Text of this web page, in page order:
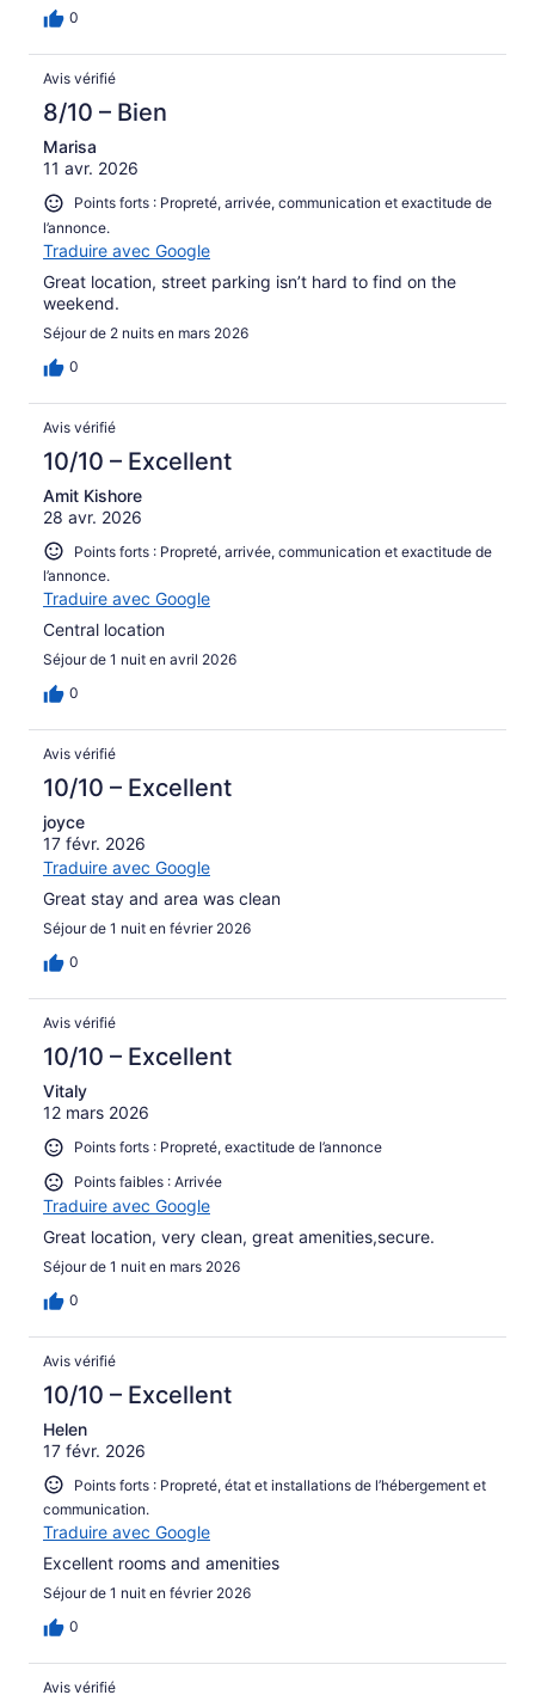
0
Avis vérifié
8/10 – Bien
Marisa
11 avr. 2026
Points forts : Propreté, arrivée, communication et exactitude de
l’annonce.
Traduire avec Google
Great location, street parking isn’t hard to find on the
weekend.
Séjour de 2 nuits en mars 2026
0
Avis vérifié
10/10 – Excellent
Amit Kishore
28 avr. 2026
Points forts : Propreté, arrivée, communication et exactitude de
l’annonce.
Traduire avec Google
Central location
Séjour de 1 nuit en avril 2026
0
Avis vérifié
10/10 – Excellent
joyce
17 févr. 2026
Traduire avec Google
Great stay and area was clean
Séjour de 1 nuit en février 2026
0
Avis vérifié
10/10 – Excellent
Vitaly
12 mars 2026
Points forts : Propreté, exactitude de l’annonce
Points faibles : Arrivée
Traduire avec Google
Great location, very clean, great amenities,secure.
Séjour de 1 nuit en mars 2026
0
Avis vérifié
10/10 – Excellent
Helen
17 févr. 2026
Points forts : Propreté, état et installations de l’hébergement et
communication.
Traduire avec Google
Excellent rooms and amenities
Séjour de 1 nuit en février 2026
0
Avis vérifié